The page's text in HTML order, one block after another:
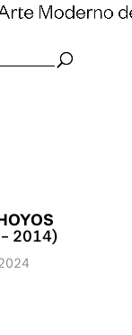
2014)